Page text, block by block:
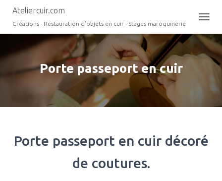
Ateliercuir.com
Créations - Restauration d'objets en cuir - Stages maroquinerie
U
V
R
R
R
L
Porte passeport en cuir
Porte passeport en cuir décoré
de coutures.